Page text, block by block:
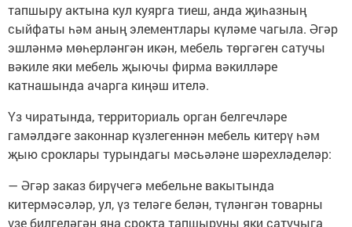
тапшыру актына кул куярга тиеш, анда җиһазның
сыйфаты һәм аның элементлары күләме чагыла. Әгәр
эшләнмә мөһерләнгән икән, мебель төргәген сатучы
вәкиле яки мебель җыючы фирма вәкилләре
катнашында ачарга киңәш ителә.
Үз чиратында, территориаль орган белгечләре
гамәлдәге законнар күзлегеннән мебель китерү һәм
җыю сроклары турындагы мәсьәләне шәрехләделәр:
— Әгәр заказ бирүчегә мебельне вакытында
китермәсәләр, ул, үз теләге белән, түләнгән товарны
үзе билгеләгән яңа срокта тапшыруны яки сатучыга